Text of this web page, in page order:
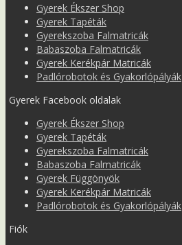
Gyerek Ékszer Shop
Gyerek Tapéták
Gyerekszoba Falmatricák
Babaszoba Falmatricák
Gyerek Kerékpár Matricák
Padlórobotok és Gyakorlópályák
Gyerek Facebook oldalak
Gyerek Ékszer Shop
Gyerek Tapéták
Gyerekszoba Falmatricák
Babaszoba Falmatricák
Gyerek Függönyök
Gyerek Kerékpár Matricák
Padlórobotok és Gyakorlópályák
Fiók